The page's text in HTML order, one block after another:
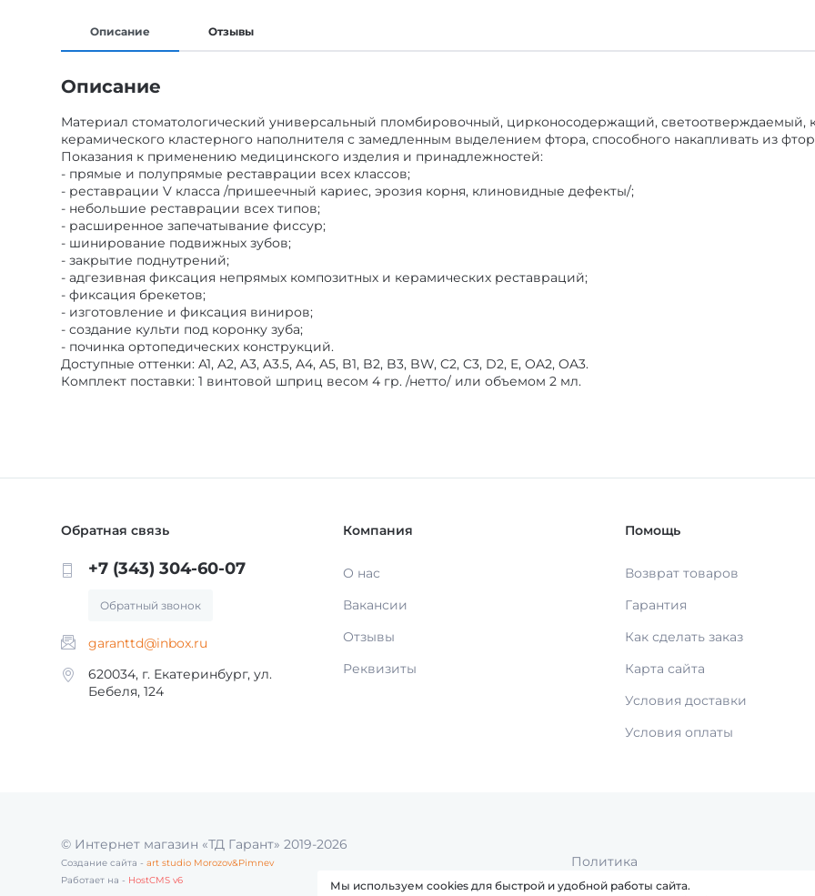
Описание Отзывы
Описание
Материал стоматологический универсальный пломбировочный, цирконосодержащий, светоотверждаемый,
керамического кластерного наполнителя с замедленным выделением фтора, способного накапливать из
Показания к применению медицинского изделия и принадлежностей:
- прямые и полупрямые реставрации всех классов;
- реставрации V класса /пришеечный кариес, эрозия корня, клиновидные дефекты/;
- небольшие реставрации всех типов;
- расширенное запечатывание фиссур;
- шинирование подвижных зубов;
- закрытие поднутрений;
- адгезивная фиксация непрямых композитных и керамических реставраций;
- фиксация брекетов;
- изготовление и фиксация виниров;
- создание культи под коронку зуба;
- починка ортопедических конструкций.
Доступные оттенки: A1, A2, A3, A3.5, A4, A5, B1, B2, B3, BW, C2, C3, D2, E, OA2, OA3.
Комплект поставки: 1 винтовой шприц весом 4 гр. /нетто/ или объемом 2 мл.
Обратная связь
+7 (343) 304-60-07
Обратный звонок
garanttd@inbox.ru
620034, г. Екатеринбург, ул.
Бебеля, 124
Компания
О нас
Вакансии
Отзывы
Реквизиты
Помощь
Возврат товаров
Гарантия
Как сделать заказ
Карта сайта
Условия доставки
Условия оплаты
© Интернет магазин «ТД Гарант» 2019-2026
Создание сайта - art studio Morozov&Pimnev
Работает на - HostCMS v6
Политика
Мы используем cookies для быстрой и удобной работы сайта.